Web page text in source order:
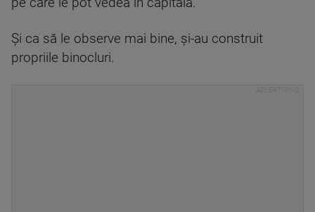
Și ca să le observe mai bine, și-au construit
propriile binocluri.